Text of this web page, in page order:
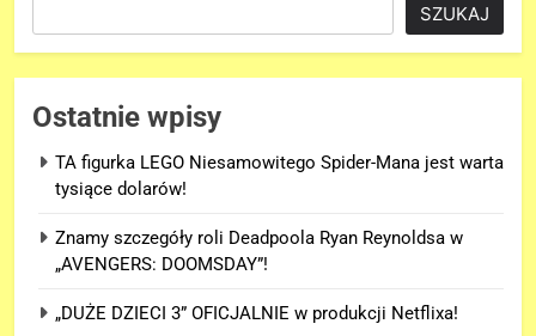
SZUKAJ
Ostatnie wpisy
TA figurka LEGO Niesamowitego Spider-Mana jest warta
tysiące dolarów!
Znamy szczegóły roli Deadpoola Ryan Reynoldsa w
„AVENGERS: DOOMSDAY”!
„DUŻE DZIECI 3” OFICJALNIE w produkcji Netflixa!